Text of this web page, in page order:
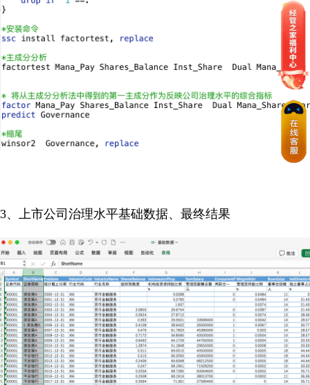
3、上市公司治理水平基础数据、最终结果